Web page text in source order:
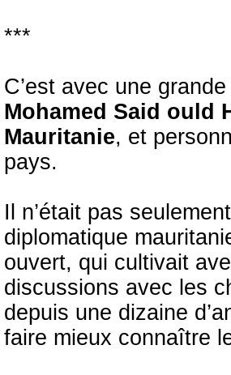
***
C’est avec une
Mohamed Said ould
Mauritanie, et
pays.
Il n’était pas
diplomatique
ouvert, qui cultivait
discussions avec les
depuis une dizaine
faire mieux connaître